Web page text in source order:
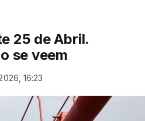
25 de Abril.
se veem
16:23